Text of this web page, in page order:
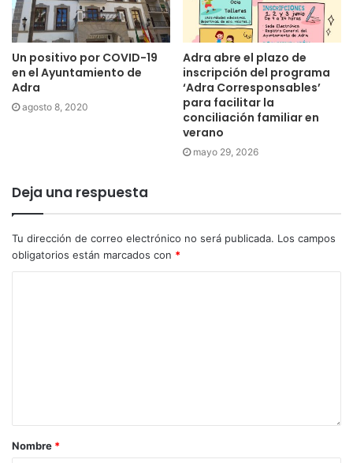
Un positivo por COVID-19
en el Ayuntamiento de
Adra
agosto 8, 2020
Adra abre el plazo de
inscripción del programa
‘Adra Corresponsables’
para facilitar la
conciliación familiar en
verano
mayo 29, 2026
Deja una respuesta
Tu dirección de correo electrónico no será publicada. Los campos
obligatorios están marcados con *
Nombre *